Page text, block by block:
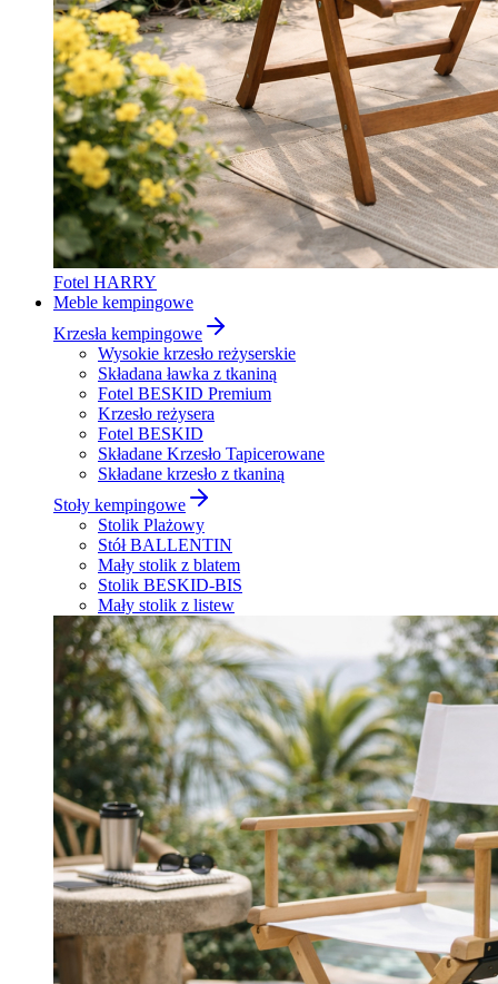
Fotel HARRY
Meble kempingowe
Krzesła kempingowe
Wysokie krzesło reżyserskie
Składana ławka z tkaniną
Fotel BESKID Premium
Krzesło reżysera
Fotel BESKID
Składane Krzesło Tapicerowane
Składane krzesło z tkaniną
Stoły kempingowe
Stolik Plażowy
Stół BALLENTIN
Mały stolik z blatem
Stolik BESKID-BIS
Mały stolik z listew